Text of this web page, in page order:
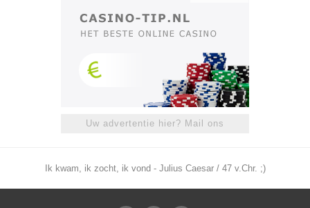
Uw advertentie hier? Mail ons
Ik kwam, ik zocht, ik vond - Julius Caesar / 47 v.Chr. ;)